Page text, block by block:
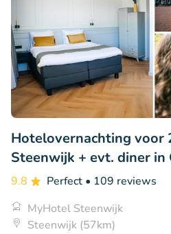
Hotelovernachting voor
Steenwijk + evt. diner in
9.8 Perfect • 109 reviews
MyHotel Steenwijk
Steenwijk (57km)